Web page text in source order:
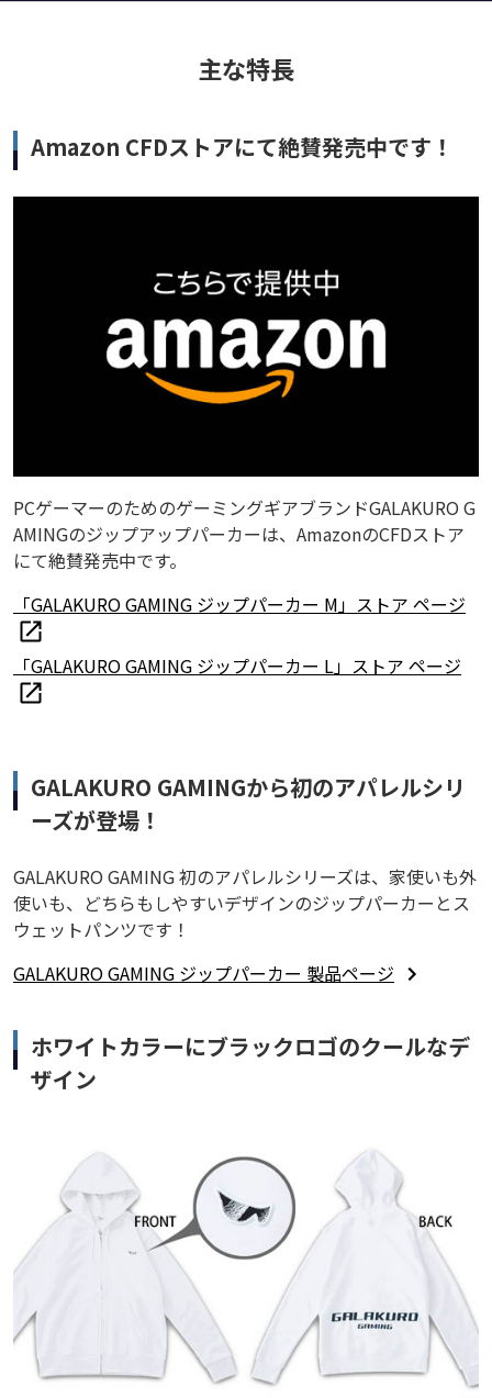
主な特長
Amazon CFDストアにて絶賛発売中です！
PCゲーマーのためのゲーミングギアブランドGALAKURO G
AMINGのジップアップパーカーは、AmazonのCFDストア
にて絶賛発売中です。
「GALAKURO GAMING ジップパーカー M」ストア ページ
「GALAKURO GAMING ジップパーカー L」ストア ページ
GALAKURO GAMINGから初のアパレルシリ
ーズが登場！
GALAKURO GAMING 初のアパレルシリーズは、家使いも外
使いも、どちらもしやすいデザインのジップパーカーとス
ウェットパンツです！
GALAKURO GAMING ジップパーカー 製品ページ
ホワイトカラーにブラックロゴのクールなデ
ザイン